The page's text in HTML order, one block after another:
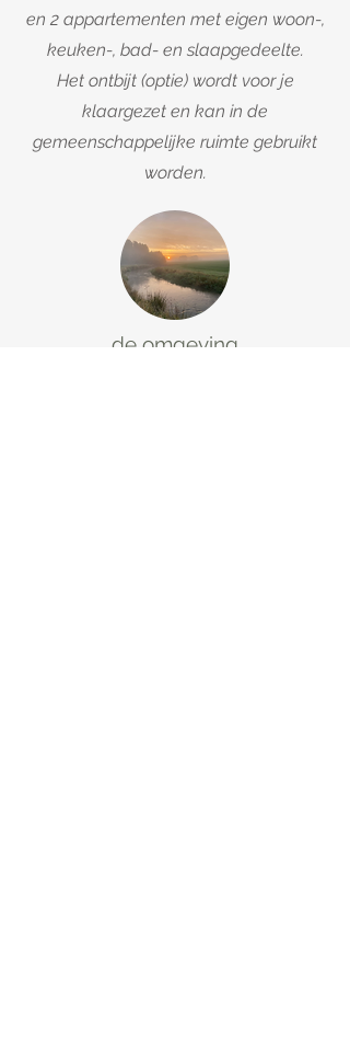
en 2 appartementen met eigen woon-,
keuken-, bad- en slaapgedeelte.
Het ontbijt (optie) wordt voor je
klaargezet en kan in de
gemeenschappelijke ruimte gebruikt
worden.
de omgeving